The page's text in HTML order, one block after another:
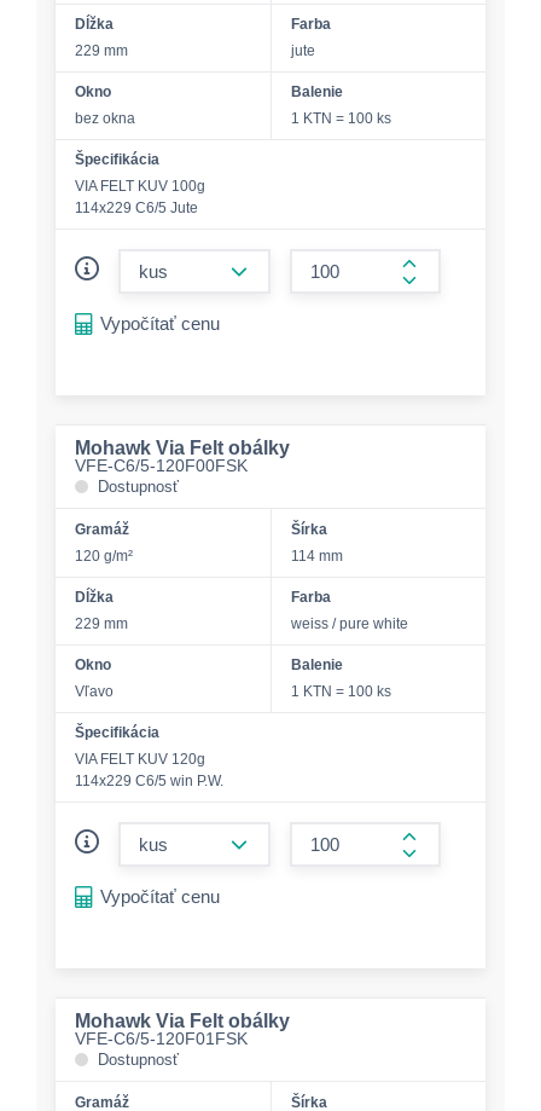
Dĺžka
229 mm
Farba
jute
Okno
bez okna
Balenie
1 KTN = 100 ks
Špecifikácia
VIA FELT KUV 100g
114x229 C6/5 Jute
form.increase-
Vypočítať cenu
Mohawk Via Felt obálky
VFE-C6/5-120F00FSK
Dostupnosť
Gramáž
120 g/m²
Šírka
114 mm
Dĺžka
229 mm
Farba
weiss / pure white
Okno
Vľavo
Balenie
1 KTN = 100 ks
Špecifikácia
VIA FELT KUV 120g
114x229 C6/5 win P.W.
form.increase-
Vypočítať cenu
Mohawk Via Felt obálky
VFE-C6/5-120F01FSK
Dostupnosť
Gramáž Šírka